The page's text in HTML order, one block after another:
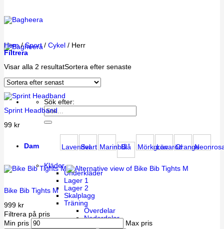
Sök efter:
Dam
Kläder
Underkläder
Lager 1
Lager 2
Skalplagg
Träning
Överdelar
Nederdelar
Hem / Sport / Cykel / Herr
Filtrera
Visar alla 2 resultatSortera efter senaste
Sprint Headband
99 kr
Lavendel
Svart Marinblå
Blå MörkgrönLavarödOrange
Bike Bib Tights M
999 kr
Filtrera på pris
Min pris
Max pris